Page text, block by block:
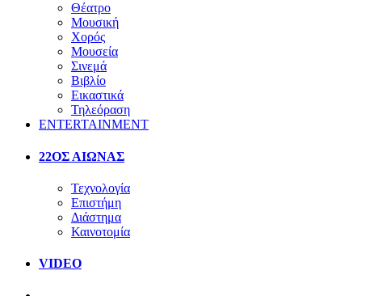
Θέατρο
Μουσική
Χορός
Μουσεία
Σινεμά
Βιβλίο
Εικαστικά
Τηλεόραση
ENTERTAINMENT
22ΟΣ ΑΙΩΝΑΣ
Τεχνολογία
Επιστήμη
Διάστημα
Καινοτομία
VIDEO